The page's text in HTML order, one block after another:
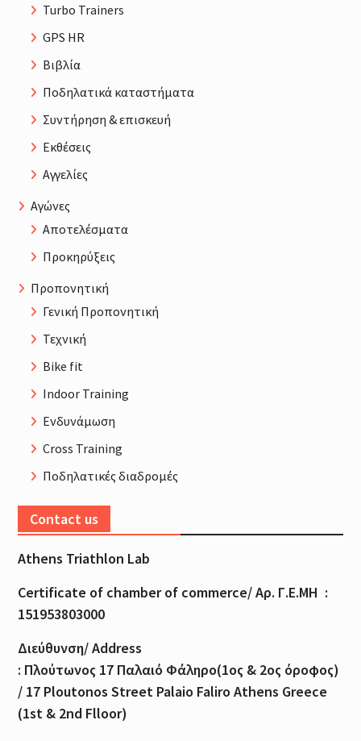
Turbo Trainers
GPS HR
Βιβλία
Ποδηλατικά καταστήματα
Συντήρηση & επισκευή
Εκθέσεις
Αγγελίες
Αγώνες
Αποτελέσματα
Προκηρύξεις
Προπονητική
Γενική Προπονητική
Τεχνική
Bike fit
Indoor Training
Ενδυνάμωση
Cross Training
Ποδηλατικές διαδρομές
Contact us
Athens Triathlon Lab
Certificate of chamberof commerce/Αρ. Γ.Ε.ΜΗ :
151953803000
Διεύθυνση/ Address
: Πλούτωνος 17 Παλαιό Φάληρο(1ος & 2ος όροφος)
/ 17 Ploutonos Street Palaio Faliro Athens Greece
(1st & 2nd Flloor)